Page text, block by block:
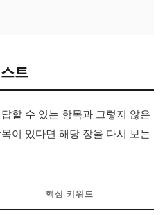
트
할 수 있는 항목과 그렇지 않은
이 있다면 해당 장을 다시 보는
핵심 키워드